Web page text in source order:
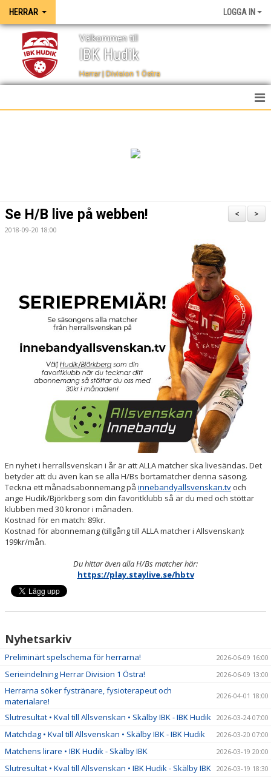
HERRAR LOGGA IN
IBK Hudik
Välkommen till
Herrar | Division 1 Östra
SPELSCHEMA
DOKUMENT
WEBBSÄNDNINGAR
>
<
Se H/B live på webben!
2018-09-20 18:00
En nyhet i herrallsvenskan i år är att ALLA matcher ska livesändas. Det
betyder att du även kan se alla H/Bs bortamatcher denna säsong.
Teckna ett månadsabonnemang på innebandyallsvenskan.tv och
ange Hudik/Björkberg som din favoritklubb så är du med och stöttar
klubben med 30 kronor i månaden.
Kostnad för en match: 89kr.
Kostnad för abonnemang (tillgång till ALLA matcher i Allsvenskan):
199kr/mån.
Du hittar även alla H/Bs matcher här:
https://play.staylive.se/hbtv
Nyhetsarkiv
Preliminärt spelschema för herrarna! 2026-06-09 16:00
Serieindelning Herrar Division 1 Östra! 2026-06-09 13:00
Herrarna söker fystränare, fysioterapeut och
materialare!
2026-04-01 18:00
Slutresultat • Kval till Allsvenskan • Skälby IBK - IBK Hudik 2026-03-24 07:00
Matchdag • Kval till Allsvenskan • Skälby IBK - IBK Hudik 2026-03-20 07:00
Matchens lirare • IBK Hudik - Skälby IBK 2026-03-19 20:00
Slutresultat • Kval till Allsvenskan • IBK Hudik - Skälby IBK 2026-03-19 18:30